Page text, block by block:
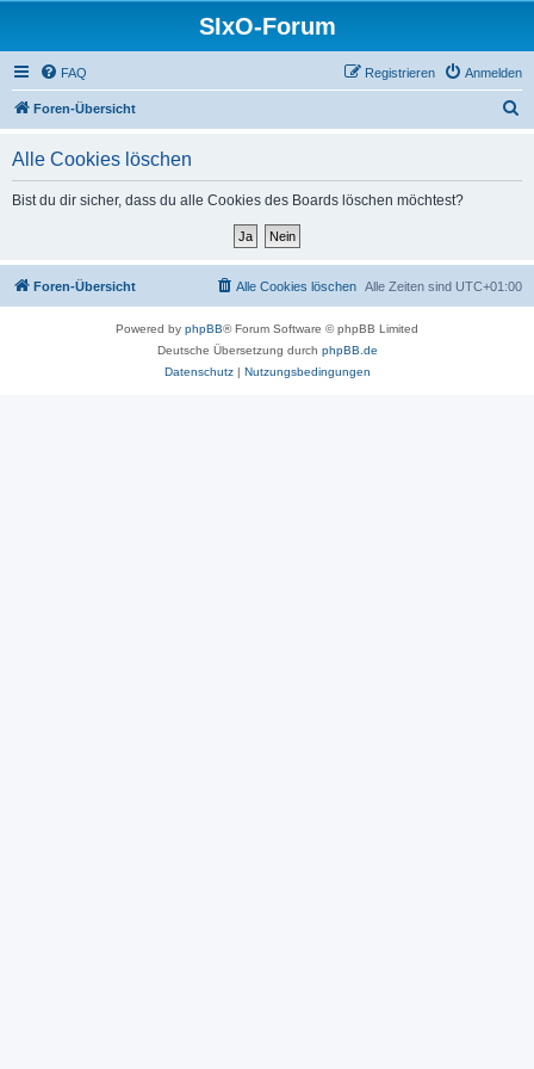
SIxO-Forum
FAQ Anmelden
Registrieren
Foren-Übersicht
Alle Cookies löschen
Bist du dir sicher, dass du alle Cookies des Boards löschen möchtest?
Foren-Übersicht Alle Zeiten sind UTC+01:00
Alle Cookies löschen
Powered by phpBB® Forum Software © phpBB Limited
Deutsche Übersetzung durch phpBB.de
Datenschutz| Nutzungsbedingungen